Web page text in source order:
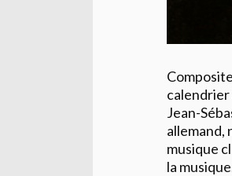
calendrier
Jean-
allemand,
musique
la